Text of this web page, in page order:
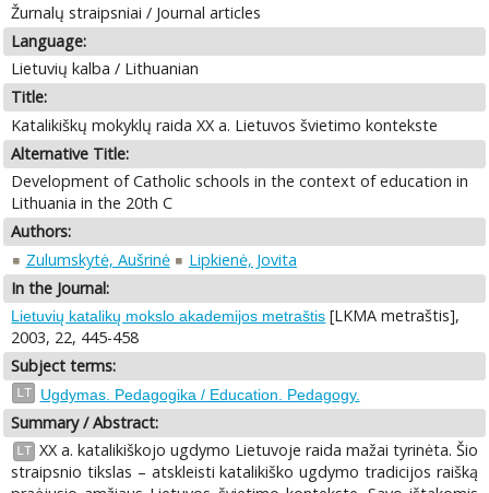
Žurnalų straipsniai / Journal articles
Language:
Lietuvių kalba / Lithuanian
Title:
Katalikiškų mokyklų raida XX a. Lietuvos švietimo kontekste
Alternative Title:
Development of Catholic schools in the context of education in
Lithuania in the 20th C
Authors:
Zulumskytė, Aušrinė
Lipkienė, Jovita
In the Journal:
Lietuvių katalikų mokslo akademijos metraštis [LKMA metraštis],
2003, 22, 445-458
Subject terms:
LT Ugdymas. Pedagogika / Education. Pedagogy.
Summary / Abstract:
LT XX a. katalikiškojo ugdymo Lietuvoje raida mažai tyrinėta. Šio
straipsnio tikslas – atskleisti katalikiško ugdymo tradicijos raišką